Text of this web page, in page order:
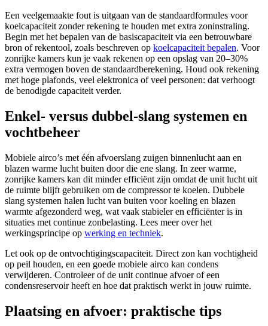
Een veelgemaakte fout is uitgaan van de standaardformules voor
koelcapaciteit zonder rekening te houden met extra zoninstraling.
Begin met het bepalen van de basiscapaciteit via een betrouwbare
bron of rekentool, zoals beschreven op koelcapaciteit bepalen. Voor
zonrijke kamers kun je vaak rekenen op een opslag van 20–30%
extra vermogen boven de standaardberekening. Houd ook rekening
met hoge plafonds, veel elektronica of veel personen: dat verhoogt
de benodigde capaciteit verder.
Enkel- versus dubbel-slang systemen en
vochtbeheer
Mobiele airco’s met één afvoerslang zuigen binnenlucht aan en
blazen warme lucht buiten door die ene slang. In zeer warme,
zonrijke kamers kan dit minder efficiënt zijn omdat de unit lucht uit
de ruimte blijft gebruiken om de compressor te koelen. Dubbele
slang systemen halen lucht van buiten voor koeling en blazen
warmte afgezonderd weg, wat vaak stabieler en efficiënter is in
situaties met continue zonbelasting. Lees meer over het
werkingsprincipe op werking en techniek.
Let ook op de ontvochtigingscapaciteit. Direct zon kan vochtigheid
op peil houden, en een goede mobiele airco kan condens
verwijderen. Controleer of de unit continue afvoer of een
condensreservoir heeft en hoe dat praktisch werkt in jouw ruimte.
Plaatsing en afvoer: praktische tips